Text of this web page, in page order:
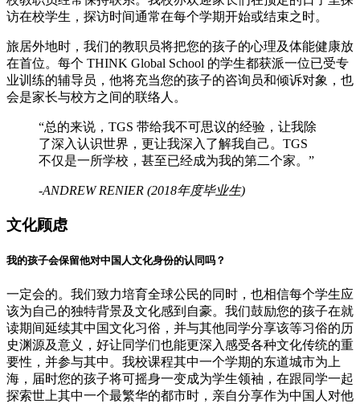
访在校学生，探访时间通常在每个学期开始或结束之时。
旅居外地时，我们的教职员将把您的孩子的心理及体能健康放
在首位。每个 THINK Global School 的学生都获派一位已受专
业训练的辅导员，他将充当您的孩子的咨询员和倾诉对象，也
会是家长与校方之间的联络人。
“总的来说，TGS 带给我不可思议的经验，让我除
了深入认识世界，更让我深入了解我自己。TGS
不仅是一所学校，甚至已经成为我的第二个家。”
-ANDREW RENIER (2018年度毕业生)
文化顾虑
我的孩子会保留他对中国人文化身份的认同吗？
一定会的。我们致力培育全球公民的同时，也相信每个学生应
该为自己的独特背景及文化感到自豪。我们鼓励您的孩子在就
读期间延续其中国文化习俗，并与其他同学分享该等习俗的历
史渊源及意义，好让同学们也能更深入感受各种文化传统的重
要性，并参与其中。我校课程其中一个学期的东道城市为上
海，届时您的孩子将可摇身一变成为学生领袖，在跟同学一起
探索世上其中一个最繁华的都市时，亲自分享作为中国人对他